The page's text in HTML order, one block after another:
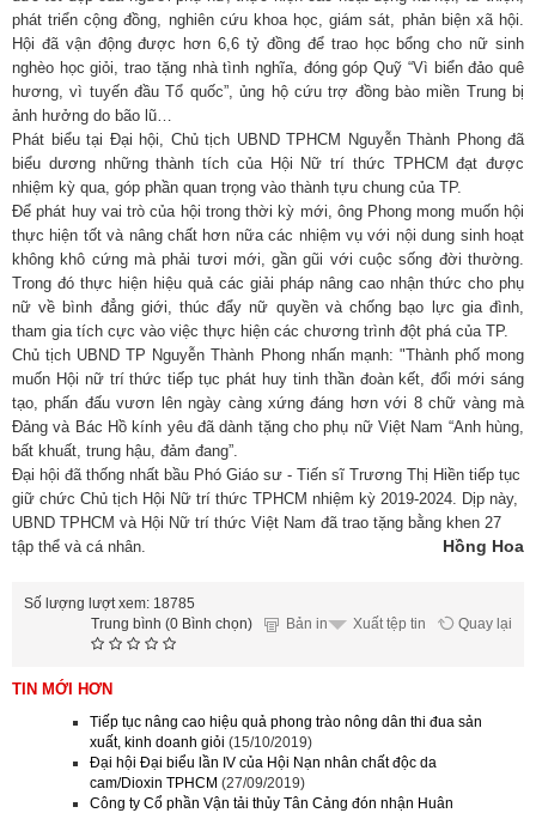
phát triển cộng đồng, nghiên cứu khoa học, giám sát, phản biện xã hội.
Hội đã vận động được hơn 6,6 tỷ đồng để trao học bổng cho nữ sinh
nghèo học giỏi, trao tặng nhà tình nghĩa, đóng góp Quỹ “Vì biển đảo quê
hương, vì tuyến đầu Tổ quốc”, ủng hộ cứu trợ đồng bào miền Trung bị
ảnh hưởng do bão lũ…
Phát biểu tại Đại hội, Chủ tịch UBND TPHCM Nguyễn Thành Phong đã
biểu dương những thành tích của Hội Nữ trí thức TPHCM đạt được
nhiệm kỳ qua, góp phần quan trọng vào thành tựu chung của TP.
Để phát huy vai trò của hội trong thời kỳ mới, ông Phong mong muốn hội
thực hiện tốt và nâng chất hơn nữa các nhiệm vụ với nội dung sinh hoạt
không khô cứng mà phải tươi mới, gần gũi với cuộc sống đời thường.
Trong đó thực hiện hiệu quả các giải pháp nâng cao nhận thức cho phụ
nữ về bình đẳng giới, thúc đẩy nữ quyền và chống bạo lực gia đình,
tham gia tích cực vào việc thực hiện các chương trình đột phá của TP.
Chủ tịch UBND TP Nguyễn Thành Phong nhấn mạnh: "Thành phố mong
muốn Hội nữ trí thức tiếp tục phát huy tinh thần đoàn kết, đổi mới sáng
tạo, phấn đấu vươn lên ngày càng xứng đáng hơn với 8 chữ vàng mà
Đảng và Bác Hồ kính yêu đã dành tặng cho phụ nữ Việt Nam “Anh hùng,
bất khuất, trung hậu, đảm đang”.
Đại hội đã thống nhất bầu Phó Giáo sư - Tiến sĩ Trương Thị Hiền tiếp tục
giữ chức Chủ tịch Hội Nữ trí thức TPHCM nhiệm kỳ 2019-2024. Dịp này,
UBND TPHCM và Hội Nữ trí thức Việt Nam đã trao tặng bằng khen 27
tập thể và cá nhân.
Hồng Hoa
Số lượng lượt xem: 18785
Quay lại
Xuất tệp tin
Bản in
Trung bình (0 Bình chọn)
TIN MỚI HƠN
Tiếp tục nâng cao hiệu quả phong trào nông dân thi đua sản
xuất, kinh doanh giỏi (15/10/2019)
Đại hội Đại biểu lần IV của Hội Nạn nhân chất độc da
cam/Dioxin TPHCM (27/09/2019)
Công ty Cổ phần Vận tải thủy Tân Cảng đón nhận Huân